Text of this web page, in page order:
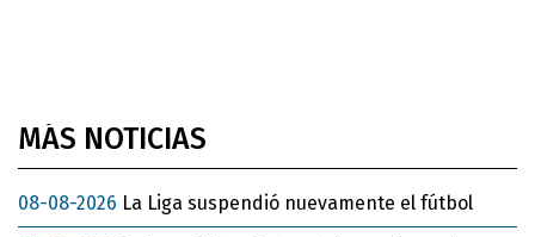
MÁS NOTICIAS
08-08-2026 La Liga suspendió nuevamente el fútbol